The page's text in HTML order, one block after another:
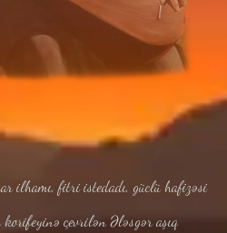
ilhamı, fitri istedadı, güclü hafizəsi
korifeyinə çevrilən Ələsgər aşıq